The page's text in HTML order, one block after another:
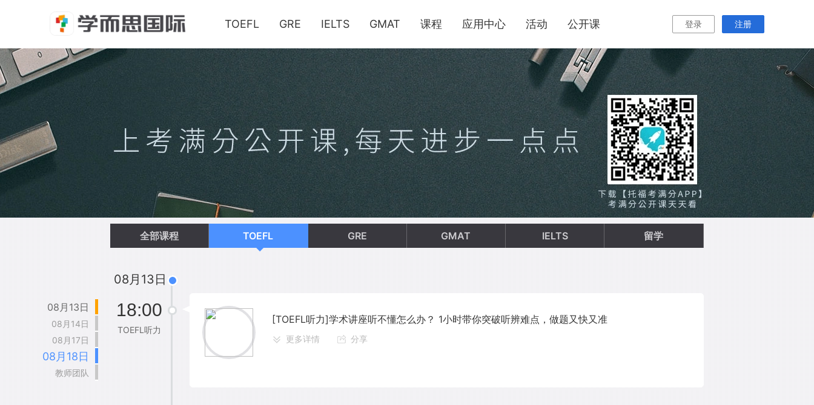
TOEFL GRE IELTS GMAT 课程 应用中心 活动 公开课 登录 注册
全部课程 TOEFL GRE GMAT IELTS 留学
08月13日
08月14日
08月17日
08月18日
教师团队
08月13日
18:00
TOEFL听力
[TOEFL听力]学术讲座听不懂怎么办？ 1小时带你突破听辨难点，做题又快又准
更多详情 分享